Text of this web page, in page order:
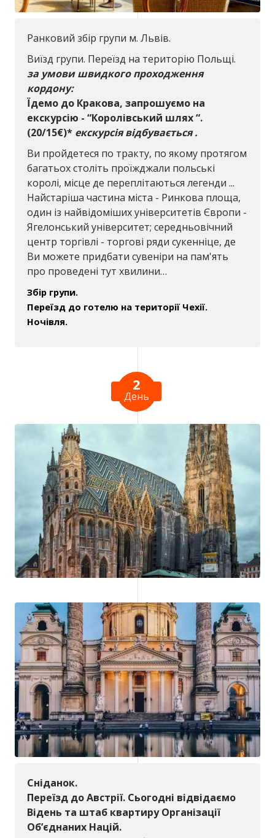
Ранковий збір групи м. Львів.
Виїзд групи. Переїзд на територію Польщі.
за умови швидкого проходження
кордону:
Їдемо до Кракова, запрошуємо на
екскурсію - “Королівський шлях “.
(20/15€)* екскурсія відбувається .
Ви пройдетеся по тракту, по якому протягом
багатьох століть проїжджали польські
королі, місце де переплітаються легенди ...
Найстаріша частина міста - Ринкова площа,
один із найвідоміших університетів Європи -
Ягелонський університет; середньовічний
центр торгівлі - торгові ряди сукенніце, де
Ви можете придбати сувеніри на пам'ять
про проведені тут хвилини…
Збір групи.
Переїзд до готелю на території Чехії.
Ночівля.
2
День
Сніданок.
Переїзд до Австрії. Сьогодні відвідаємо
Відень та штаб квартиру Організації
Об’єднаних Націй.